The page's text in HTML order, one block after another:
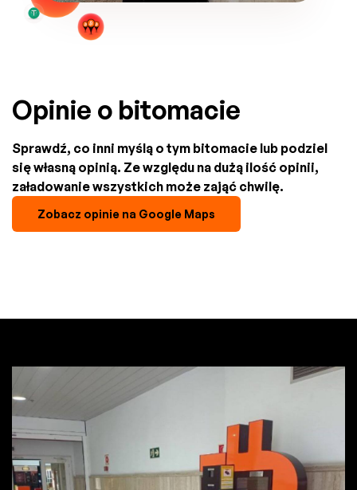
Opinie o bitomacie
Sprawdź, co inni myślą o tym bitomacie lub podziel
się własną opinią. Ze względu na dużą ilość opinii,
załadowanie wszystkich może zająć chwilę.
Zobacz opinie na Google Maps